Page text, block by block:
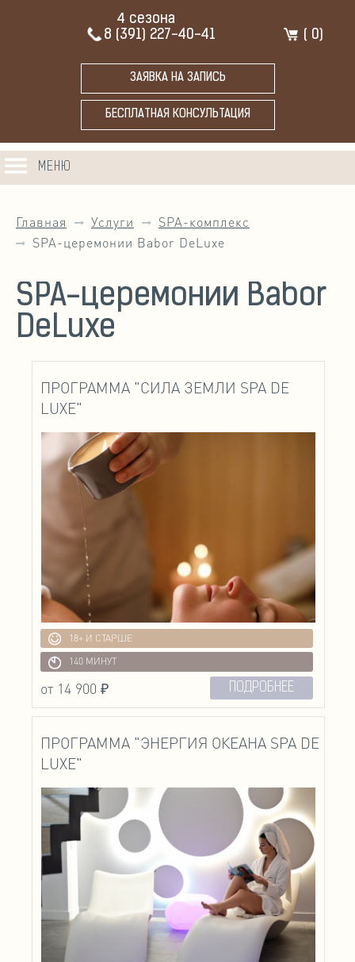
4 сезона
8 (391) 227-40-41
( 0)
ЗАЯВКА НА ЗАПИСЬ
БЕСПЛАТНАЯ КОНСУЛЬТАЦИЯ
МЕНЮ
Главная Услуги
SPA-комплекс
SPA-церемонии Babor DeLuxe
SPA-церемонии Babor
DeLuxe
ПРОГРАММА "СИЛА ЗЕМЛИ SPA DE
LUXE"
18+ И СТАРШЕ
140 МИНУТ
от 14 900 ₽ ПОДРОБНЕЕ
ПРОГРАММА "ЭНЕРГИЯ ОКЕАНА SPA DE
LUXE"